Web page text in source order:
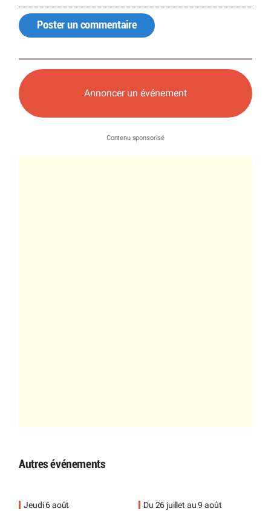
Poster un commentaire
Annoncer un événement
Autres événements
Jeudi 6 août Du 26 juillet au 9 août